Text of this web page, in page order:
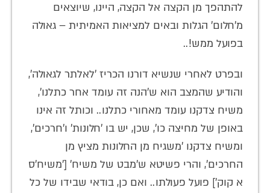
להתהפך מן הקצה אל הקצה, היינו, שיוצאים
מ'חלום' הגלות ובאים למציאות האמיתית – גאולה
בפועל ממש!..
ובפרט לאחרי שנשיא דורנו הכריז 'לאלתר לגאולה',
והודיע שהמצב הוא ש'הנה זה עומד אחר כתלנו',
משיח צדקנו עומד מאחורי כתלנו.. וכותל זה אינו
באופן של מחיצה כו', שכן, יש בו 'חלונות' ו'חרכים',
ומשיח צדקנו 'משגיח מן החלונות מציץ מן
החרכים', והרי פשיטא ש'מבט של משיח' ['משיח'ס
א קוק'] פועל פעולתו.. ואם כן, בודאי שבידו של כל